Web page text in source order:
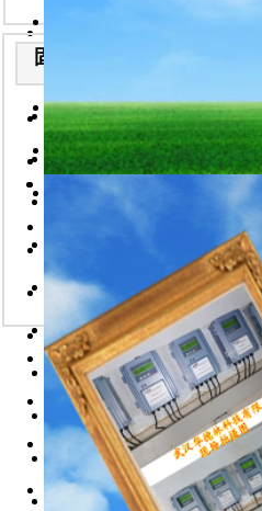
7-22
手持式粉尘检测仪说明书
2026-7-22
在线式粉尘检测仪2026-7-22
便携式粉尘检测仪说明书
2026-7-22
便携式气体检测仪说明书
2026-7-22
便携式分车浓度仪WKD-
2026-7-22
粉尘监控系统2026-7-22
在线式粉尘检测仪（带温湿
2026-7-22
旋进旋涡流量计说明书/武
2026-7-22
手持式粉尘检测仪说明书
（2026-7-22
一般那些环境下需要使用粉
手持式粉尘检测仪技术说明
2026-7-22
固体流量计技术说明-武汉
2026-7-22
便携式粉尘浓度检测仪技术
固体流量计安装实例
便携式粉尘浓度仪/武汉华
2026-7-22
手持粉尘浓度仪/武汉华德
2026-7-22
一体式粉尘浓度检测仪-武
防爆型粉尘检测仪/武汉华
2026-7-22
分体式粉尘浓度仪/武汉华
2026-7-22
防爆型粉尘检测仪的技术说
2026-7-22
便携式粉尘检测仪技术说明
2026-7-22
手持式粉尘检测仪技术说明
2026-7-22
固体流量计技术说明-武汉
2026-7-22
便携式粉尘浓度检测仪技术